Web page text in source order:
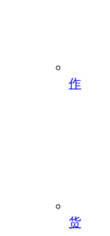
作
货